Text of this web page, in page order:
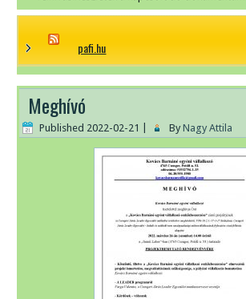
pafi.hu
Meghívó
Published 2022-02-21 By Nagy Attila